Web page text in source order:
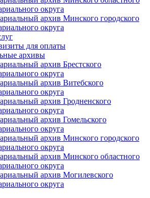
округа
архив Минского городского
округа
для оплаты
архивы
архив Брестского
округа
архив Витебского
округа
архив Гродненского
округа
архив Гомельского
округа
архив Минского городского
округа
архив Минского областного
округа
архив Могилевского
округа